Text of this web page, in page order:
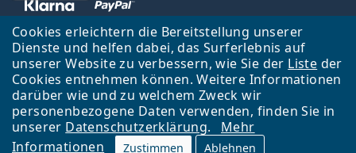
Cookies erleichtern die Bereitstellung unserer
Dienste und helfen dabei, das Surferlebnis auf
unserer Website zu verbessern, wie Sie der Liste der
Cookies entnehmen können. Weitere Informationen
darüber wie und zu welchem Zweck wir
personenbezogene Daten verwenden, finden Sie in
unserer Datenschutzerklärung.
Mehr
Informationen
Zustimmen Ablehnen
Zurück zur Hauptseite
Nach oben
Lentiamo s.r.o., Tschechien ist Eigentümer und Betreiber des Online-
Shops Lentiamo.de
Seit 18 Jahren sind wir für Sie da.